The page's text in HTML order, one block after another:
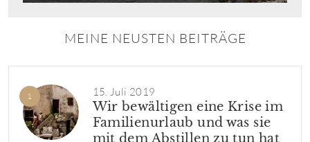
MEINE NEUSTEN BEITRÄGE
15. Juli 2019
Wir bewältigen eine Krise im
Familienurlaub und was sie
mit dem Abstillen zu tun hat